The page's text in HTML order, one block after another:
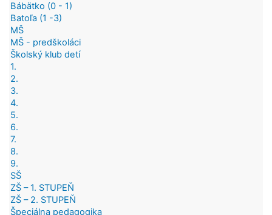
Bábätko (0 - 1)
Batoľa (1 -3)
MŠ
MŠ - predškoláci
Školský klub detí
1.
2.
3.
4.
5.
6.
7.
8.
9.
SŠ
ZŠ – 1. STUPEŇ
ZŠ – 2. STUPEŇ
Špeciálna pedagogika